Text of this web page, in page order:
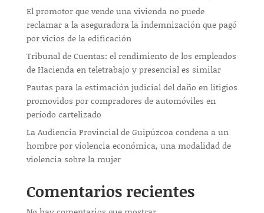
El promotor que vende una vivienda no puede
reclamar a la aseguradora la indemnización que pagó
por vicios de la edificación
Tribunal de Cuentas: el rendimiento de los empleados
de Hacienda en teletrabajo y presencial es similar
Pautas para la estimación judicial del daño en litigios
promovidos por compradores de automóviles en
período cartelizado
La Audiencia Provincial de Guipúzcoa condena a un
hombre por violencia económica, una modalidad de
violencia sobre la mujer
Comentarios recientes